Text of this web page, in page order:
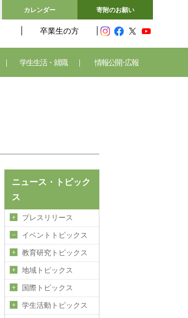
カレンダー 寄附のお願い
卒業生の方
学生生活・就職 情報公開･広報
ニュース・トピック
ス
プレスリリース
イベントトピックス
教育研究トピックス
地域トピックス
国際トピックス
学生活動トピックス